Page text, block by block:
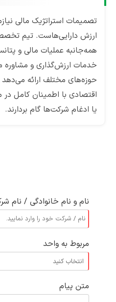
تصمیمات استراتژیک مالی
ارزش دارایی‌هاست. تیم
همه‌جانبه عملیات مالی و
خدمات ارزش‌گذاری و مشاوره
حوزه‌های مختلف ارائه می‌دهد
اقتصادی با اطمینان کامل
یا ادغام شرکت‌ها گام بردارند.
نام و نام خانوادگی / نام
مربوط به واحد
متن پیام